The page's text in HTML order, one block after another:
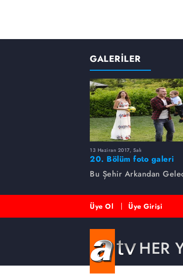
GALERİLER
13 Haziran 2017, Salı
20. Bölüm foto galeri
Bu Şehir Arkandan
Üye Ol Üye Girişi
HER